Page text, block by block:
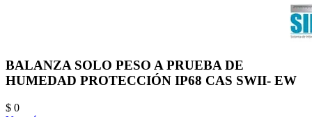
BALANZA SOLO PESO A PRUEBA DE
HUMEDAD PROTECCIÓN IP68 CAS SWII- EW
$ 0